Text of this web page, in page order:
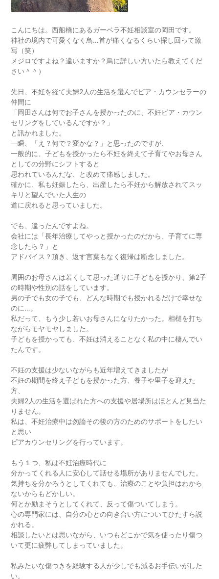
こんにちは。西船橋にあるガーベラ不妊相談室の岡田です。
神社の境内で可愛くなく鳥…首が痛くなるくらい探し回って激
写（笑）
メジロですよね？違いますか？鳥に詳しい方いたら教えてくだ
さい＾＾）
先日、不妊を経て夫婦2人の生活を選んでピア・カウンセラーの
仲間に
「岡田さんは何でお子さんを授かったのに、不妊ピア・カウン
セリングをしているんですか？」
と訊かれました。
一瞬、「え？何で？変かな？」と思ったのですが、
一般的に、子どもを授かったら不妊を終えて子育てやお母さん
としての分野にシフトすると
思われているんだな、と改めて痛感しました。
確かに、私も妊娠したら、出産したら不妊から解放されてスッ
キリと望んでいた人生の
道に戻れると思っていました。
でも、違ったんですよね。
会社には「長年治療してやっと授かったのだから、子育てに専
念したら？」と
アドバイス？頂き、返す言葉もなく復帰は断念しました。
周囲のお母さんは若くして思った通りに子どもを授かり、第2子
の時期や性別の話をしています。
男の子でも女の子でも、どんな時期でも授かれるだけで幸せな
のに…。
私だって、もう少し若いお母さんになりたかった。相槌を打ち
ながらモヤモヤしました。
子どもを授かっても、不妊は消えることなく私の中に棲んでい
たんです。
不妊の支援は少ないながらも近年増えてきましたが
不妊の期間を終え子どもを授かった方、養子や里子を迎えた
方、
夫婦2人の生活を選ばれた方への支援や居場所はほとんど見当た
りません。
私は、不妊治療中は勿論その後の方のためのサポートをしたい
と思い
ピアカウンセリングを行っています。
もう１つ、私は不妊治療時代に
分かってくれる人に安心して話せる場所がありませんでした。
気持ちを分かろうとしてくれても、治療のことや負担はわから
ないからもどかしい。
何とか励まそうとしてくれて、反って傷ついてしまう。
心の専門家には、自分の心との向き合い方についてひたすら説
かれる。
相談したいとは思いながら、いつもどこかで気を使ったり傷つ
いて更に疲弊してしまっていました。
私みたいな傷つきを経験する人が少しでも減るお手伝いがした
い。